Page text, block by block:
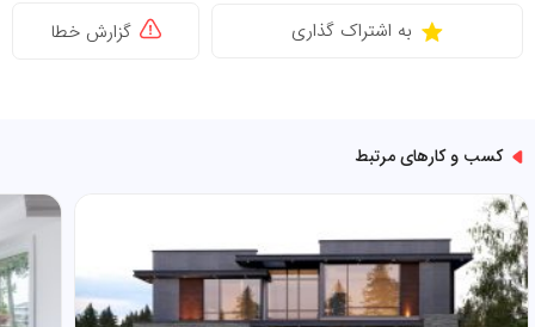
به اشتراک گذاری گزارش خطا
کسب و کارهای مرتبط